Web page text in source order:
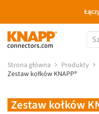
Strona główna Produkty
Zestaw kołków KNAPP®
Zestaw kołków